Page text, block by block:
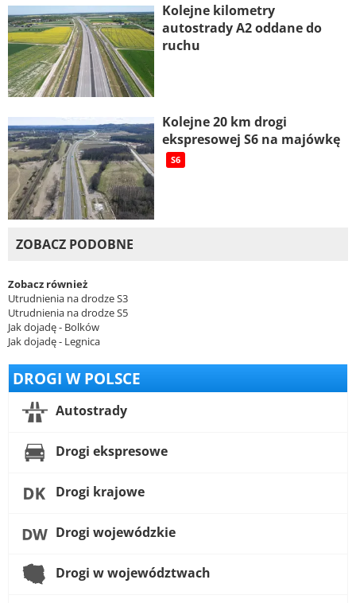
Kolejne kilometry
autostrady A2 oddane do
ruchu
Kolejne 20 km drogi
ekspresowej S6 na majówkę
S6
ZOBACZ PODOBNE
Zobacz również
Utrudnienia na drodze S3
Utrudnienia na drodze S5
Jak dojadę - Bolków
Jak dojadę - Legnica
DROGI W POLSCE
Autostrady
Drogi ekspresowe
Drogi krajowe
Drogi wojewódzkie
Drogi w województwach